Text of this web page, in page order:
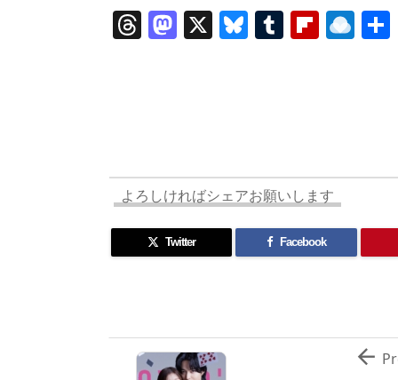
T
s
M
o
n
X Bl T Fl
d
R
p.
よろしければシェアお願いします
Twitter Facebook
